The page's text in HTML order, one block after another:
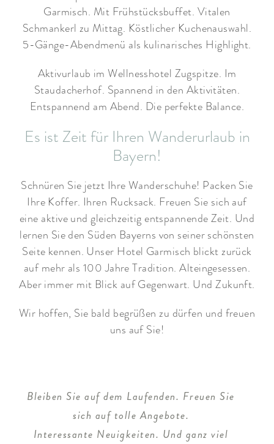
Garmisch. Mit Frühstücksbuffet. Vitalen
Schmankerl zu Mittag. Köstlicher Kuchenauswahl.
5-Gänge-Abendmenü als kulinarisches Highlight.
Aktivurlaub im Wellnesshotel Zugspitze. Im
Staudacherhof. Spannend in den Aktivitäten.
Entspannend am Abend. Die perfekte Balance.
Es ist Zeit für Ihren Wanderurlaub in
Bayern!
Schnüren Sie jetzt Ihre Wanderschuhe! Packen Sie
Ihre Koffer. Ihren Rucksack. Freuen Sie sich auf
eine aktive und gleichzeitig entspannende Zeit. Und
lernen Sie den Süden Bayerns von seiner schönsten
Seite kennen. Unser Hotel Garmisch blickt zurück
auf mehr als 100 Jahre Tradition. Alteingesessen.
Aber immer mit Blick auf Gegenwart. Und Zukunft.
Wir hoffen, Sie bald begrüßen zu dürfen und freuen
uns auf Sie!
Bleiben Sie auf dem Laufenden. Freuen Sie
sich auf tolle Angebote.
Interessante Neuigkeiten. Und ganz viel